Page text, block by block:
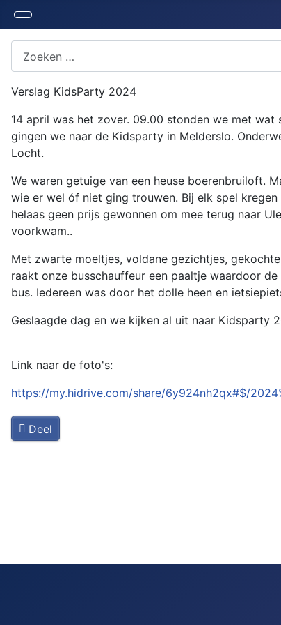
Verslag KidsParty 2024
14 april was het zover. 09.00 stonden we met wat
gingen we naar de Kidsparty in Melderslo.
Locht.
We waren getuige van een heuse boerenbruiloft.
wie er wel óf niet ging trouwen. Bij elk spel
helaas geen prijs gewonnen om mee terug naar
voorkwam..
Met zwarte moeltjes, voldane gezichtjes,
raakt onze busschauffeur een paaltje waardoor
bus. Iedereen was door het dolle heen en
Geslaagde dag en we kijken al uit naar Kidsparty
Link naar de foto's:
https://my.hidrive.com/share/6y924nh2qx#$/
Deel